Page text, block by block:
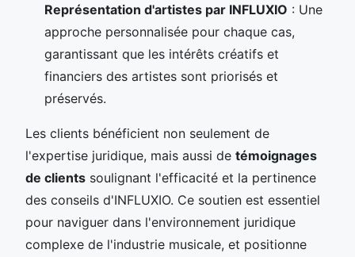
Représentation d'artistes par INFLUXIO : Une
approche personnalisée pour chaque cas,
garantissant que les intérêts créatifs et
financiers des artistes sont priorisés et
préservés.
Les clients bénéficient non seulement de
l'expertise juridique, mais aussi de témoignages
de clients soulignant l'efficacité et la pertinence
des conseils d'INFLUXIO. Ce soutien est essentiel
pour naviguer dans l'environnement juridique
complexe de l'industrie musicale, et positionne